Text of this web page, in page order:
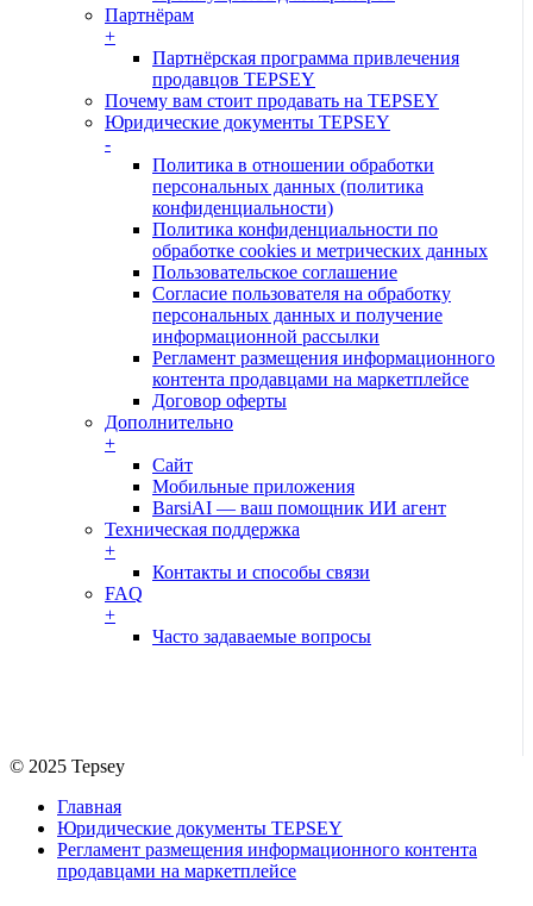
Партнёрам
+
Партнёрская программа привлечения
продавцов TEPSEY
Почему вам стоит продавать на TEPSEY
Юридические документы TEPSEY
-
Политика в отношении обработки
персональных данных (политика
конфиденциальности)
Политика конфиденциальности по
обработке cookies и метрических данных
Пользовательское соглашение
Согласие пользователя на обработку
персональных данных и получение
информационной рассылки
Регламент размещения информационного
контента продавцами на маркетплейсе
Договор оферты
Дополнительно
+
Сайт
Мобильные приложения
BarsiAI — ваш помощник ИИ агент
Техническая поддержка
+
Контакты и способы связи
FAQ
+
Часто задаваемые вопросы
© 2025 Tepsey
Главная
Юридические документы TEPSEY
Регламент размещения информационного контента
продавцами на маркетплейсе